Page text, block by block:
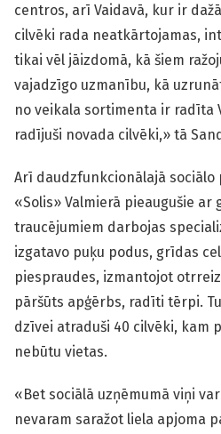
centros, arī Vaidavā, kur ir
cilvēki rada neatkārtojamas,
tikai vēl jāizdomā, kā šiem
vajadzīgo uzmanību, kā
no veikala sortimenta ir radīta
radījuši novada cilvēki,» tā
Arī daudzfunkcionālajā sociālo
«Solis» Valmierā pieaugušie ar
traucējumiem darbojas
izgatavo puķu podus, grīdas
piespraudes, izmantojot
pāršūts apģērbs, radīti tērpi.
dzīvei atraduši 40 cilvēki, kam
nebūtu vietas.
«Bet sociālā uzņēmumā viņi
nevaram saražot liela apjoma